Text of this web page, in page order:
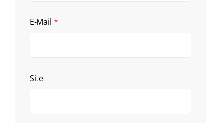
E-Mail *
Site